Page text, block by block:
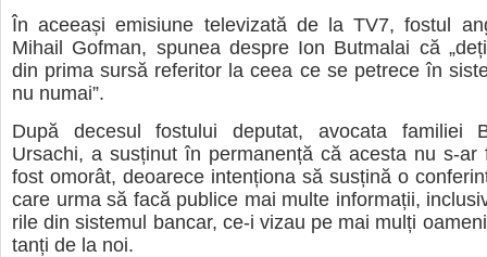
În ace­eași emi­siune tele­vi­zată de la TV7, fos­tul
Mihail Gofman, spu­nea des­pre Ion But­ma­lai că
din prima sursă refe­ri­tor la ceea ce se petrece în
nu numai”.
După dece­sul fos­tu­lui depu­tat, avo­cata fami­liei
Ursachi, a sus­ți­nut în per­ma­nență că acesta nu s-ar
fost omorât, deo­a­rece inten­ționa să sus­țină o
care urma să facă publice mai multe infor­ma­ții,
rile din sis­te­mul ban­car, ce-i vizau pe mai mulți
tanți de la noi.